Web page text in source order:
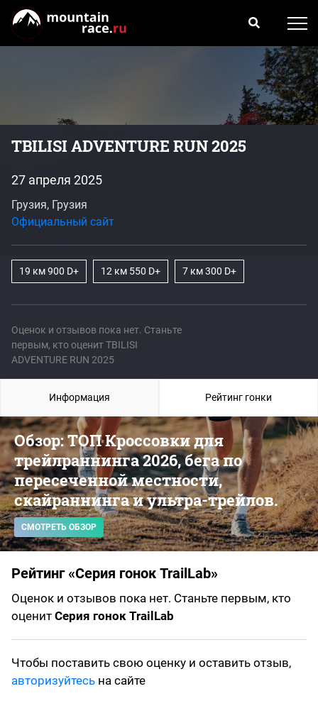
TBILISI ADVENTURE RUN 2025
Оценок и отзывов пока нет. Станьте
первым, кто оценит TBILISI
ADVENTURE RUN 2025
27 апреля 2025
Грузия, Грузия
Официальный сайт
19 км 900 D+ 12 км 550 D+ 7 км 300 D+
Обзор: ТОП Кроссовки для
трейлраннинга 2026, бега по
пересеченной местности,
скайраннинга и ультра-трейлов.
СМОТРЕТЬ ОБЗОР
Рейтинг «Серия гонок TrailLab»
Оценок и отзывов пока нет. Станьте первым, кто
оценит Серия гонок TrailLab
Чтобы поставить свою оценку и оставить отзыв,
авторизуйтесь на сайте
Информация Рейтинг гонки